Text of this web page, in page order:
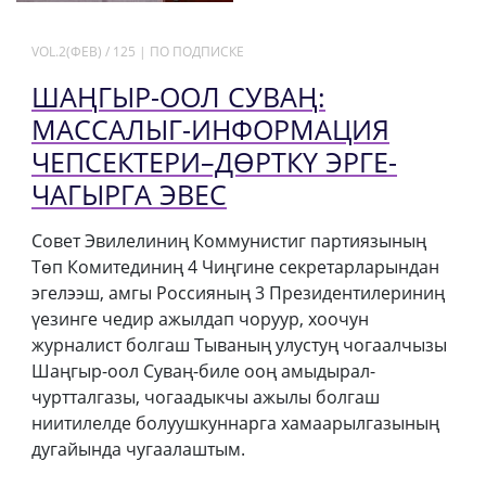
VOL.2(ФЕВ) / 125 | ПО ПОДПИСКЕ
ШАҢГЫР-ООЛ СУВАҢ:
МАССАЛЫГ-ИНФОРМАЦИЯ
ЧЕПСЕКТЕРИ–ДӨРТКҮ ЭРГЕ-
ЧАГЫРГА ЭВЕС
Совет Эвилелиниң Коммунистиг партиязының
Төп Комитединиң 4 Чиңгине секретарларындан
эгелээш, амгы Россияның 3 Президентилериниң
үезинге чедир ажылдап чоруур, хоочун
журналист болгаш Тываның улустуң чогаалчызы
Шаңгыр-оол Суваң-биле ооң амыдырал-
чуртталгазы, чогаадыкчы ажылы болгаш
ниитилелде болуушкуннарга хамаарылгазының
дугайында чугаалаштым.